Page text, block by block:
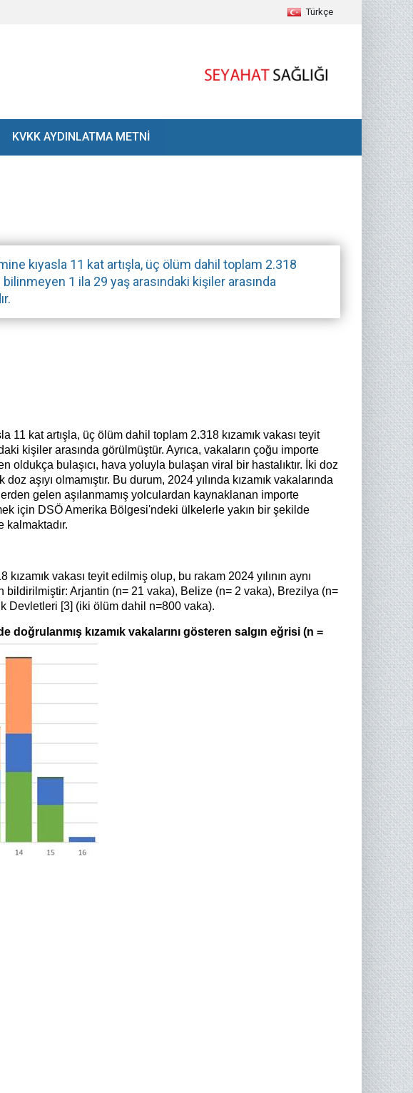
Türkçe
KVKK AYDINLATMA METNİ
kıyasla 11 kat artışla, üç ölüm dahil toplam 2.318
1 ila 29 yaş arasındaki kişiler arasında
kat artışla, üç ölüm dahil toplam 2.318 kızamık vakası teyit
kişiler arasında görülmüştür. Ayrıca, vakaların çoğu importe
oldukça bulaşıcı, hava yoluyla bulaşan viral bir hastalıktır. İki doz
aşıyı olmamıştır. Bu durum, 2024 yılında kızamık vakalarında
gelen aşılanmamış yolculardan kaynaklanan importe
için DSÖ Amerika Bölgesi'ndeki ülkelerle yakın bir şekilde
kalmaktadır.
vakası teyit edilmiş olup, bu rakam 2024 yılının aynı
bildirilmiştir: Arjantin (n= 21 vaka), Belize (n= 2 vaka), Brezilya (n=
Devletleri [3] (iki ölüm dahil n=800 vaka).
kızamık vakalarını gösteren salgın eğrisi (n =